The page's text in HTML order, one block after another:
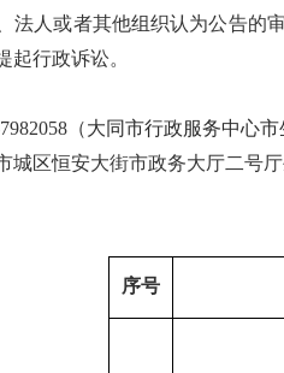
法人或者其他组织认为公告的
起行政诉讼。
（大同市行政服务中心
城区恒安大街市政务大厅二号
序号